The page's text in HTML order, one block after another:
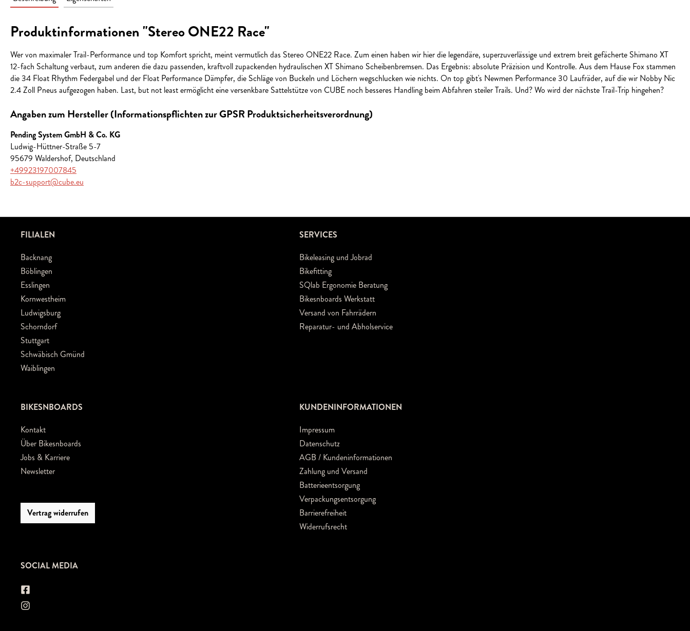
Produktinformationen "Stereo ONE22 Race"
Wer von maximaler Trail-Performance und top Komfort spricht, meint vermutlich das Stereo ONE22 Race. Zum einen haben wir hier die legendäre, superzuverlässige und extrem breit gefächerte Shimano XT
12-fach Schaltung verbaut, zum anderen die dazu passenden, kraftvoll zupackenden hydraulischen XT Shimano Scheibenbremsen. Das Ergebnis: absolute Präzision und Kontrolle. Aus dem Hause Fox stammen
die 34 Float Rhythm Federgabel und der Float Performance Dämpfer, die Schläge von Buckeln und Löchern wegschlucken wie nichts. On top gibt's Newmen Performance 30 Laufräder, auf die wir Nobby Nic
2.4 Zoll Pneus aufgezogen haben. Last, but not least ermöglicht eine versenkbare Sattelstütze von CUBE noch besseres Handling beim Abfahren steiler Trails. Und? Wo wird der nächste Trail-Trip hingehen?
Angaben zum Hersteller (Informationspflichten zur GPSR Produktsicherheitsverordnung)
Pending System GmbH & Co. KG
Ludwig-Hüttner-Straße 5-7
95679 Waldershof, Deutschland
+49923197007845
b2c-support@cube.eu
FILIALEN
Backnang
Böblingen
Esslingen
Kornwestheim
Ludwigsburg
Schorndorf
Stuttgart
Schwäbisch Gmünd
Waiblingen
SERVICES
Bikeleasing und Jobrad
Bikefitting
SQlab Ergonomie Beratung
Bikesnboards Werkstatt
Versand von Fahrrädern
Reparatur- und Abholservice
BIKESNBOARDS
Kontakt
Über Bikesnboards
Jobs & Karriere
Newsletter
Vertrag widerrufen
KUNDENINFORMATIONEN
Impressum
Datenschutz
AGB / Kundeninformationen
Zahlung und Versand
Batterieentsorgung
Verpackungsentsorgung
Barrierefreiheit
Widerrufsrecht
SOCIAL MEDIA